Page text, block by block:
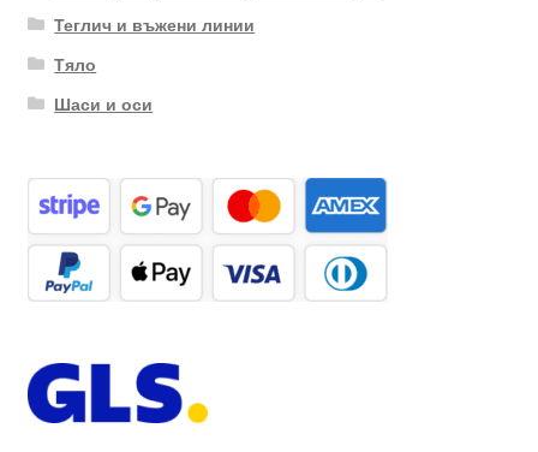
Теглич и въжени линии
Тяло
Шаси и оси